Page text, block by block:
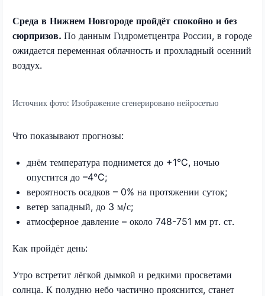
Среда в Нижнем Новгороде пройдёт спокойно и без
сюрпризов. По данным Гидрометцентра России, в городе
ожидается переменная облачность и прохладный осенний
воздух.
Источник фото: Изображение сгенерировано нейросетью
Что показывают прогнозы:
днём температура поднимется до +1°C, ночью
опустится до –4°C;
вероятность осадков – 0% на протяжении суток;
ветер западный, до 3 м/с;
атмосферное давление – около 748-751 мм рт. ст.
Как пройдёт день:
Утро встретит лёгкой дымкой и редкими просветами
солнца. К полудню небо частично прояснится, станет